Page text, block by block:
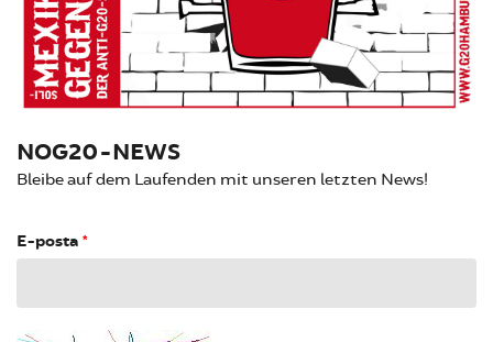
NOG20-NEWS
Bleibe auf dem Laufenden mit unseren letzten News!
E-posta *